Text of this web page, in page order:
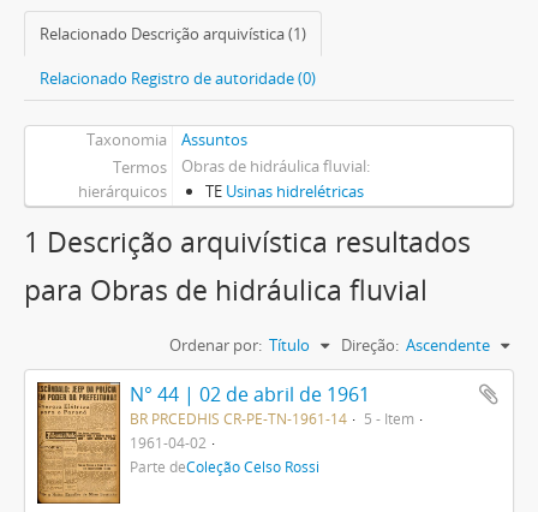
Relacionado Descrição arquivística (1)
Relacionado Registro de autoridade (0)
Taxonomia
Assuntos
Termos
hierárquicos
Obras de hidráulica fluvial
TE Usinas hidrelétricas
1 Descrição arquivística resultados
para Obras de hidráulica fluvial
Ordenar por: Título Direção: Ascendente
N° 44 | 02 de abril de 1961
BR PRCEDHIS CR-PE-TN-1961-14
5 - Item
1961-04-02
Parte deColeção Celso Rossi